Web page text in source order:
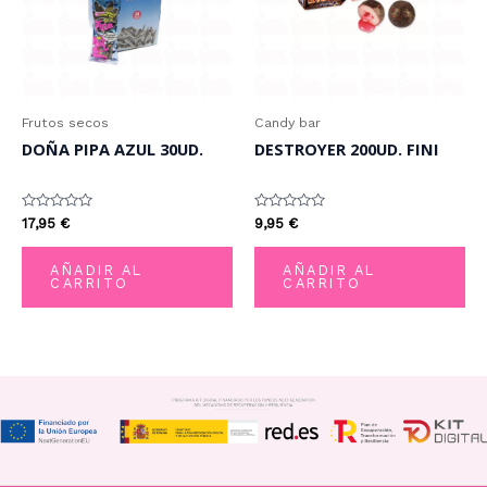
Frutos secos
DOÑA PIPA AZUL 30UD.
Valorado
con
0
17,95 €
AÑADIR AL
CARRITO
Candy bar
DESTROYER 200UD. FINI
Valorado
con
0
9,95 €
AÑADIR AL
CARRITO